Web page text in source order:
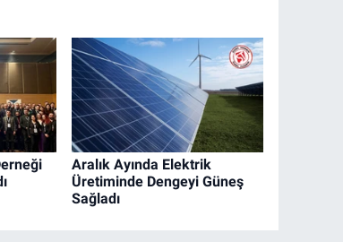
Aralık Ayında Elektrik
Üretiminde Dengeyi Güneş
Sağladı